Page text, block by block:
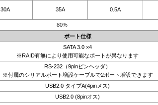
30A 35A 0.5A
80%
ポート仕様
SATA 3.0 ×4
※RAID有無により使用可能なポートが異なります
RS-232（9pinピンヘッダ）
※付属のシリアルポート増設ケーブルで2ポート増設できます
USB2.0 タイプA(4pinメス)
USB2.0 (8pinオス)